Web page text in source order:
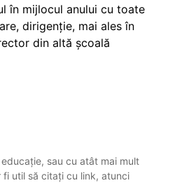
în mijlocul anului cu toate
dirigenție, mai ales în
din altă școală
sau cu atât mai mult
util să citați cu link, atunci